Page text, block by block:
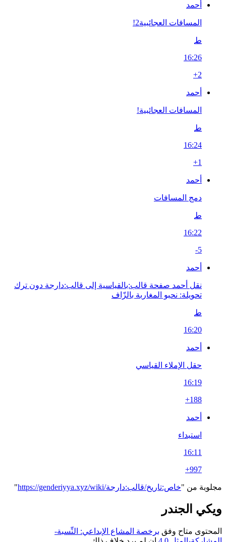
أحمد
المسافات العجائبية2!
ط
16:26
+2
أحمد
المسافات العجائبية!
ط
16:24
+1
أحمد
دمج المسافات
ط
16:22
-5
أحمد
نقل أحمد صفحة قالب:بالقياسية إلى قالب:دارجة دون ترك
تحويلة: نحبو المغاربة بالزّاف
ط
16:20
أحمد
حقل الإملاء القياسي
16:19
+188
أحمد
استبداء
16:11
+997
مجلوبة من "https://genderiyya.xyz/wiki/خاص:تاريخ/قالب:دارجة "
ويكي الجندر
المحتوى متاح وفق برخصة المشاع الإبداعي: النِّسبة-